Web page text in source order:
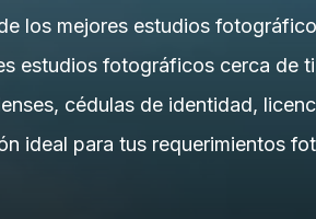
los mejores estudios
estudios fotográficos cerca
cédulas de identidad,
ideal para tus requerimientos